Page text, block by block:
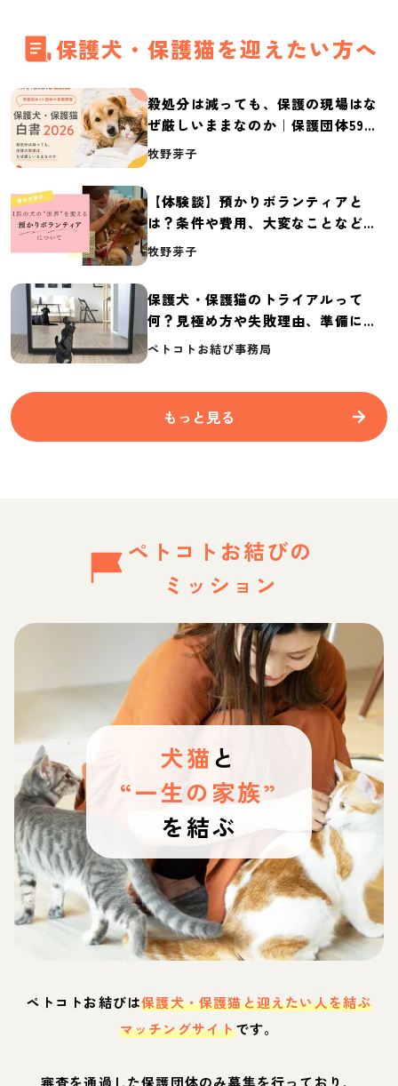
保護犬・保護猫を迎えたい方へ
殺処分は減っても、保護の現場はな
ぜ厳しいままなのか｜保護団体59団
体の実態調査【保護犬・保護猫白書
牧野芽子
【体験談】預かりボランティアと
は？条件や費用、大変なことなど紹
介
牧野芽子
保護犬・保護猫のトライアルって
何？見極め方や失敗理由、準備に必
要なものを紹介
ペトコトお結び事務局
もっと見る
ペトコトお結びの
ミッション
犬猫 と
“一生の家族”
を結ぶ
ペトコトお結びは保護犬・保護猫と迎えたい人を結ぶ
マッチングサイトです。
審査を通過した保護団体のみ募集を行っており、